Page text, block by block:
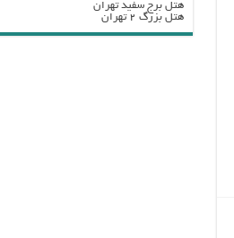
هتل برج سفید تهران
هتل بزرگ ۲ تهران